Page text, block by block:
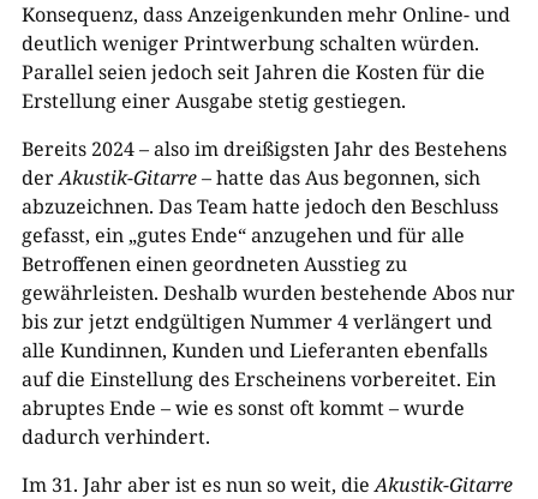
Konsequenz, dass Anzeigenkunden mehr Online- und
deutlich weniger Printwerbung schalten würden.
Parallel seien jedoch seit Jahren die Kosten für die
Erstellung einer Ausgabe stetig gestiegen.
Bereits 2024 – also im dreißigsten Jahr des Bestehens
derAkustik-Gitarre– hatte das Aus begonnen, sich
abzuzeichnen. Das Team hatte jedoch den Beschluss
gefasst, ein „gutes Ende“ anzugehen und für alle
Betroffenen einen geordneten Ausstieg zu
gewährleisten. Deshalb wurden bestehende Abos nur
bis zur jetzt endgültigen Nummer 4 verlängert und
alle Kundinnen, Kunden und Lieferanten ebenfalls
auf die Einstellung des Erscheinens vorbereitet. Ein
abruptes Ende – wie es sonst oft kommt – wurde
dadurch verhindert.
Im 31. Jahr aber ist es nun so weit, dieAkustik-Gitarre